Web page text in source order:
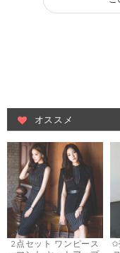
オススメ
2点セット ワンピース
✩